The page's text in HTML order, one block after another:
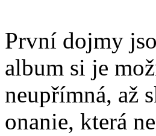
První dojmy
album si je
neupřímná, až
onanie, která